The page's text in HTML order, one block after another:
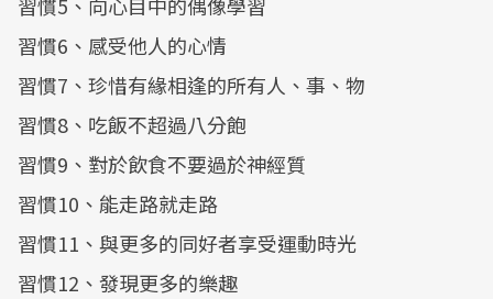
習慣6、感受他人的心情
習慣7、珍惜有緣相逢的所有人、事、物
習慣8、吃飯不超過八分飽
習慣9、對於飲食不要過於神經質
習慣10、能走路就走路
習慣11、與更多的同好者享受運動時光
習慣12、發現更多的樂趣